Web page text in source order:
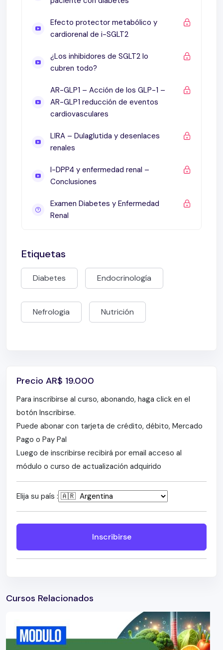
– Los i-SGLT2 protegen el riñón en diferentes
poblaciones – CREDENCE – Resultados sobre
CREDENCE) – Las mejores que puede presentar
de los estudios finalizados a 2020DAPA-CKD –
Bomba, tuberías y filtro ¿Los inhibidores de SGLT2 lo
cubren todo? – Volviendo al paciente, que debo
de los GLP-1 – AR-GLP1 reducción de eventos
LIRA: resultados de los efectos renales –
Dulaglutida y desenlaces renales – AR-GLP1 dosis
resultados heterogéneos – Resultados SGLT2 y AR
las difcultades de a HbA1c y/o hipoglucemia –
Efecto protector metabólico y
cardiorenal de i-SGLT2
¿Los inhibidores de SGLT2 lo
cubren todo?
AR-GLP1 – Acción de los GLP-1 –
AR-GLP1 reducción de eventos
cardiovasculares
LIRA – Dulaglutida y desenlaces
renales
I-DPP4 y enfermedad renal –
Conclusiones
Examen Diabetes y Enfermedad
Renal
Etiquetas
Diabetes Endocrinología
Nefrologia Nutrición
Precio AR$ 19.000
Para inscribirse al curso, abonando, haga click en el
botón Inscribirse.
Puede abonar con tarjeta de crédito, débito, Mercado
Pago o Pay Pal
Luego de inscribirse recibirá por email acceso al
módulo o curso de actualización adquirido
Elija su país :
Inscribirse
Cursos Relacionados